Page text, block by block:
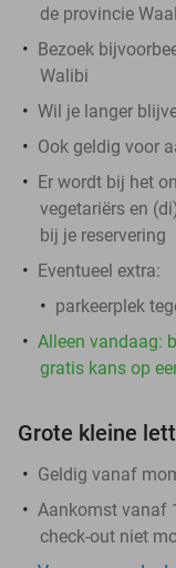
de provincie
Bezoek
Walibi
Wil je langer
Ook geldig voor
Er wordt bij het
vegetariërs en
bij je reservering
Eventueel extra:
parkeerplek
Alleen vandaag:
gratis kans op
Grote kleine
Geldig vanaf
Aankomst vanaf
check-out niet